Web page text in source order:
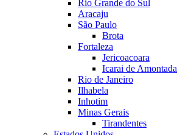
Rio Grande do Sul
Aracaju
São Paulo
Brota
Fortaleza
Jericoacoara
Icarai de Amontada
Rio de Janeiro
Ilhabela
Inhotim
Minas Gerais
Tirandentes